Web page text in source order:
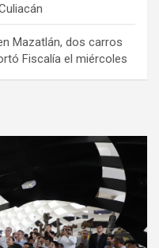
Mazatlán, dos carros
Fiscalía el miércoles